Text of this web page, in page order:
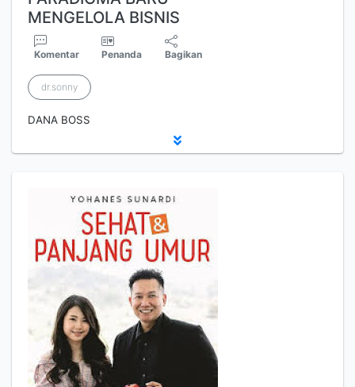
MENGELOLA BISNIS
Komentar Penanda Bagikan
dr.sonny
DANA BOSS